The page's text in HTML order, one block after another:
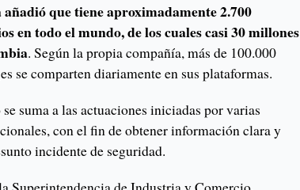
que tiene aproximadamente 2.700
en todo el mundo, de los cuales casi 30 millones
. Según la propia compañía, más de 100.000
se comparten diariamente en sus plataformas.
suma a las actuaciones iniciadas por varias
con el fin de obtener información clara y
incidente de seguridad.